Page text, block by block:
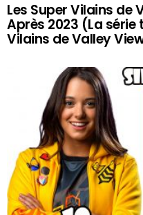
Les Super Vilains de
Après 2023 (La série
Vilains de Valley